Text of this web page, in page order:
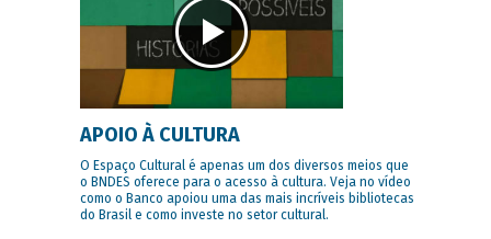
APOIO À CULTURA
O Espaço Cultural é apenas um dos diversos meios que
o BNDES oferece para o acesso à cultura. Veja no vídeo
como o Banco apoiou uma das mais incríveis bibliotecas
do Brasil e como investe no setor cultural.